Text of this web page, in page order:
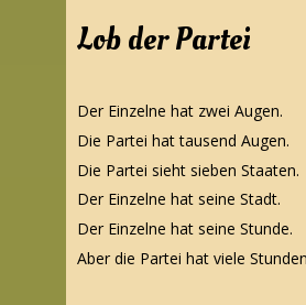
Lob der Partei
Der Einzelne hat zwei Augen.
Die Partei hat tausend Augen.
Die Partei sieht sieben Staaten.
Der Einzelne hat seine Stadt.
Der Einzelne hat seine Stunde.
Aber die Partei hat viele